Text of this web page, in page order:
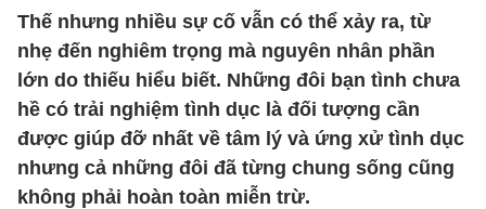
Thế nhưng nhiều sự cố vẫn có thể xảy ra, từ
nhẹ đến nghiêm trọng mà nguyên nhân phần
lớn do thiếu hiểu biết. Những đôi bạn tình chưa
hề có trải nghiệm tình dục là đối tượng cần
được giúp đỡ nhất về tâm lý và ứng xử tình dục
nhưng cả những đôi đã từng chung sống cũng
không phải hoàn toàn miễn trừ.